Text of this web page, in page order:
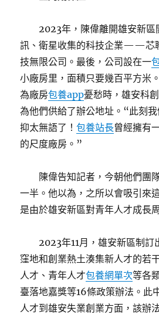
2023年，陳偉離開雄安新區
訊、衛星收集的科技企業——芯
技無限公司。最後，公司設在一
小廠房里，面積只要幾百平方米
為廠房包養app憂愁時，雄安科
為他們供給了辦公地址。“此刻
抑太無語了！包養站長曾經擁有
的尺度廠房。”
陳偉告知記者，今朝他們團
一半。他以為，之所以會吸引來
是由於雄安新區對青年人才成長
2023年11月，雄安新區制訂
窪地和創業熱土湊集新人才的若
人才、青年人才包養網單次等各
臺落地嘉獎等16條政策辦法。此
人才到雄安失業創業方面，該辦